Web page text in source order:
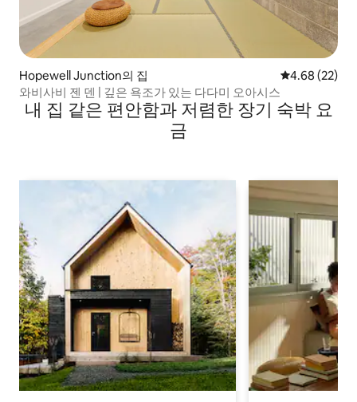
Hopewell Junction의 집 평점 4.68점(5
4.68 (22)
와비사비 젠 덴 | 깊은 욕조가 있는 다다미 오아시스
내 집 같은 편안함과 저렴한 장기 숙박 요
금